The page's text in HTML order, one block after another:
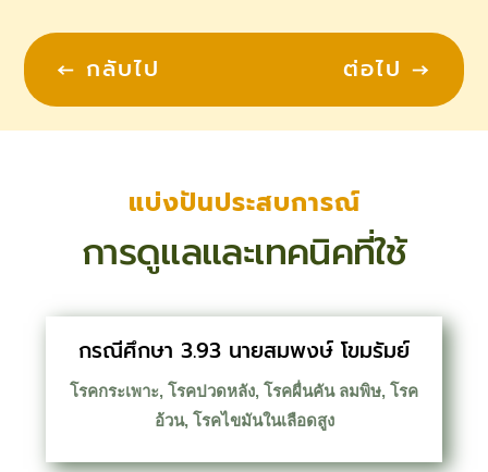
← กลับไป ต่อไป →
แบ่งปันประสบการณ์
การดูแลและเทคนิคที่ใช้
กรณีศึกษา 3.93 นายสมพงษ์ โขมรัมย์
โรคกระเพาะ, โรคปวดหลัง, โรคผื่นคัน ลมพิษ, โรค
อ้วน, โรคไขมันในเลือดสูง